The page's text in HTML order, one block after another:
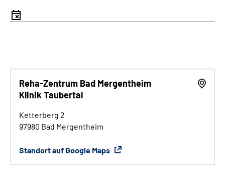
Reha-Zentrum Bad Mergentheim
Klinik Taubertal
Ketterberg 2
97980 Bad Mergentheim
Standort auf Google Maps